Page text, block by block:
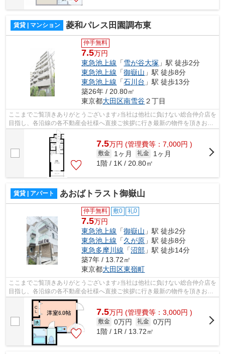
賃貸 | マンション 菱和パレス田園調布東
仲手無料
7.5万円
東急池上線 「雪が谷大塚 」駅 徒歩2分
東急池上線 「御嶽山 」駅 徒歩8分
東急池上線 「石川台 」駅 徒歩13分
築26年 / 20.80㎡
東京都大田区南雪谷２丁目
ここまでご覧頂きありがとうございます♪当社は他社に負けない総合仲介店を
目指し、各沿線の各不動産会社様へ直接ご挨拶に行き最新の物件を頂きお客
様へ提供しております！最新の情報は...
7.5万円 (管理費等：7,000円 )
敷金 1ヶ月 礼金
1ヶ月
1階 / 1K / 20.80㎡
賃貸 | アパート あおばトラスト御嶽山
仲手無料 敷0 礼0
7.5万円
東急池上線 「御嶽山 」駅 徒歩2分
東急池上線 「久が原 」駅 徒歩8分
東急多摩川線 「沼部 」駅 徒歩14分
築7年 / 13.72㎡
東京都大田区東嶺町
ここまでご覧頂きありがとうございます♪当社は他社に負けない総合仲介店を
目指し、各沿線の各不動産会社様へ直接ご挨拶に行き最新の物件を頂きお客
様へ提供しております！最新の情報は...
7.5万円 (管理費等：3,000円 )
敷金 0万円 礼金 0万円
1階 / 1R / 13.72㎡